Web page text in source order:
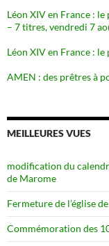
Léon XIV en France :
– 7 titres, vendredi 7
Léon XIV en France :
AMEN : des prêtres à
MEILLEURES VUES
modification du
de Marome
Fermeture de l’église
Commémoration des